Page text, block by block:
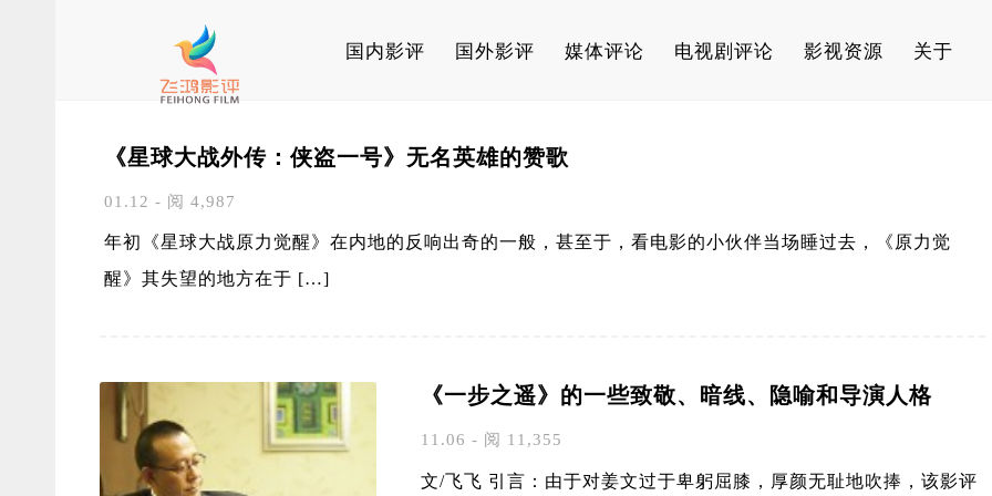
国内影评 国外影评 媒体评论 电视剧评论 影视资源 关于
《星球大战外传：侠盗一号》无名英雄的赞歌
01.12 - 阅 4,987
年初《星球大战原力觉醒》在内地的反响出奇的一般，甚至于，看电影的小伙伴当场睡过去，《原力觉
醒》其失望的地方在于 […]
《一步之遥》的一些致敬、暗线、隐喻和导演人格
11.06 - 阅 11,355
文/飞飞 引言：由于对姜文过于卑躬屈膝，厚颜无耻地吹捧，该影评